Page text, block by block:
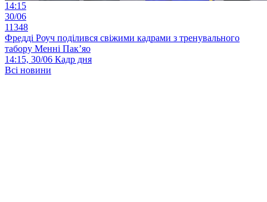
14:15
30/06
11348
Фредді Роуч поділився свіжими кадрами з тренувального
табору Менні Пак’яо
14:15, 30/06 Кадр дня
Всі новини